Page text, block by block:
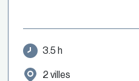
3.5 h
2 villes